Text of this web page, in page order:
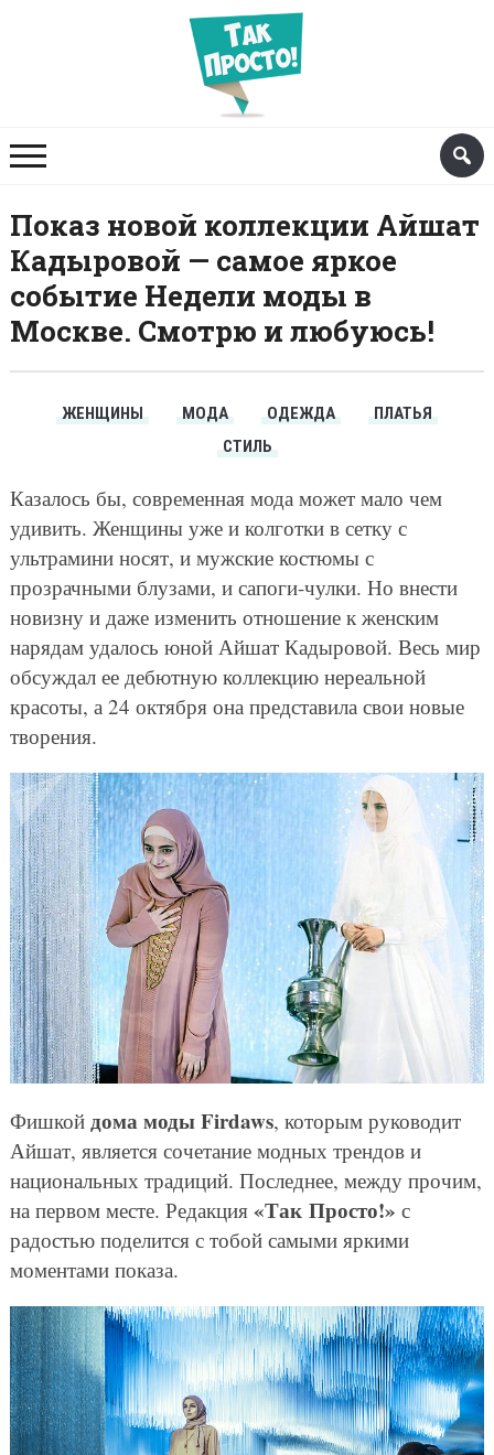
Показ новой коллекции Айшат
Кадыровой — самое яркое
событие Недели моды в
Москве. Смотрю и любуюсь!
ЖЕНЩИНЫ МОДА ОДЕЖДА
ПЛАТЬЯ
СТИЛЬ
Казалось бы, современная мода может мало чем
удивить. Женщины уже и колготки в сетку с
ультрамини носят, и мужские костюмы с
прозрачными блузами, и сапоги-чулки. Но внести
новизну и даже изменить отношение к женским
нарядам удалось юной Айшат Кадыровой. Весь мир
обсуждал ее дебютную коллекцию нереальной
красоты, а 24 октября она представила свои новые
творения.
Фишкой дома моды Firdaws, которым руководит
Айшат, является сочетание модных трендов и
национальных традиций. Последнее, между прочим,
на первом месте. Редакция «Так Просто!» с
радостью поделится с тобой самыми яркими
моментами показа.